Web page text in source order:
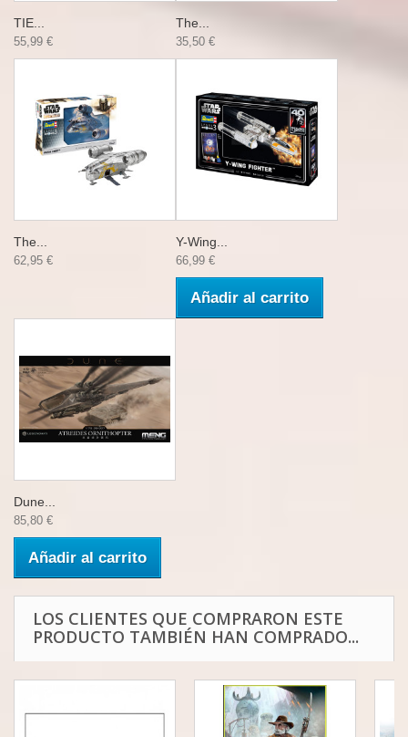
TIE...
55,99 €
The...
35,50 €
The...
62,95 €
Y-Wing...
66,99 €
Añadir al carrito
Dune...
85,80 €
Añadir al carrito
LOS CLIENTES QUE COMPRARON ESTE
PRODUCTO TAMBIÉN HAN COMPRADO...